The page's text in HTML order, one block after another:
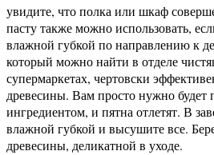
увидите, что полка или шкаф
пасту также можно использовать,
влажной губкой по направлению к
который можно найти в отделе
супермаркетах, чертовски
древесины. Вам просто нужно будет
ингредиентом, и пятна отлетят. В
влажной губкой и высушите все.
древесины, деликатной в уходе.